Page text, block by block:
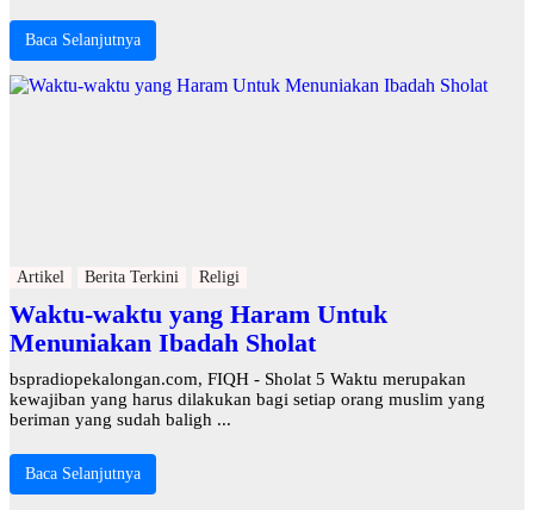
Baca Selanjutnya
Artikel Berita Terkini Religi
Waktu-waktu yang Haram Untuk
Menuniakan Ibadah Sholat
bspradiopekalongan.com, FIQH - Sholat 5 Waktu merupakan
kewajiban yang harus dilakukan bagi setiap orang muslim yang
beriman yang sudah baligh ...
Baca Selanjutnya